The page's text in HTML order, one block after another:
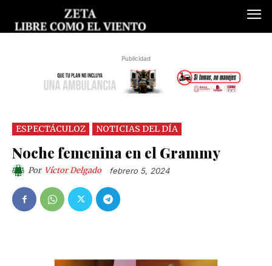
Publicidad
ESPECTÁCULOZ NOTICIAS DEL DÍA
Noche femenina en el Grammy
Por Víctor Delgado febrero 5, 2024